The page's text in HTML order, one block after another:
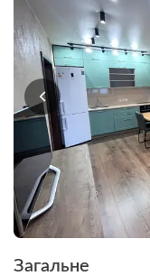
Загальне